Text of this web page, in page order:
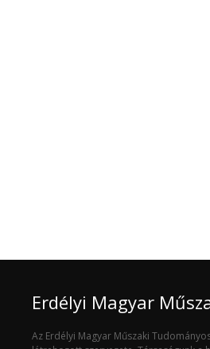
Erdélyi Magyar
Az Erdélyi Magyar Műszaki